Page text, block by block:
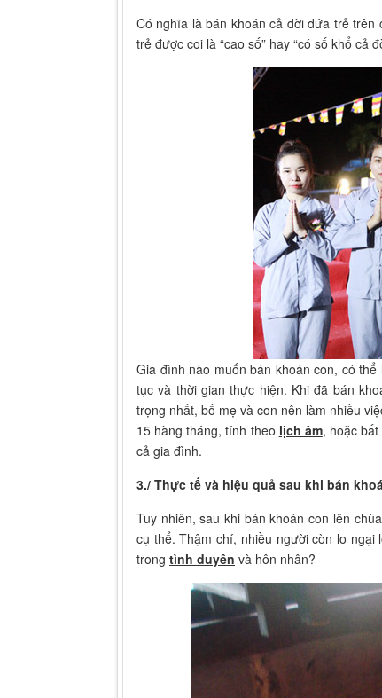
Có nghĩa là bán khoán cả đời đứa trẻ
trẻ được coi là “cao số” hay “có số khổ cả
Gia đình nào muốn bán khoán con, có
tục và thời gian thực hiện. Khi đã bán
trọng nhất, bố mẹ và con nên làm nhiều
15 hàng tháng, tính theo lịch âm, hoặc
cả gia đình.
3./ Thực tế và hiệu quả sau khi bán
Tuy nhiên, sau khi bán khoán con lên
cụ thể. Thậm chí, nhiều người còn lo
trong tình duyên và hôn nhân?